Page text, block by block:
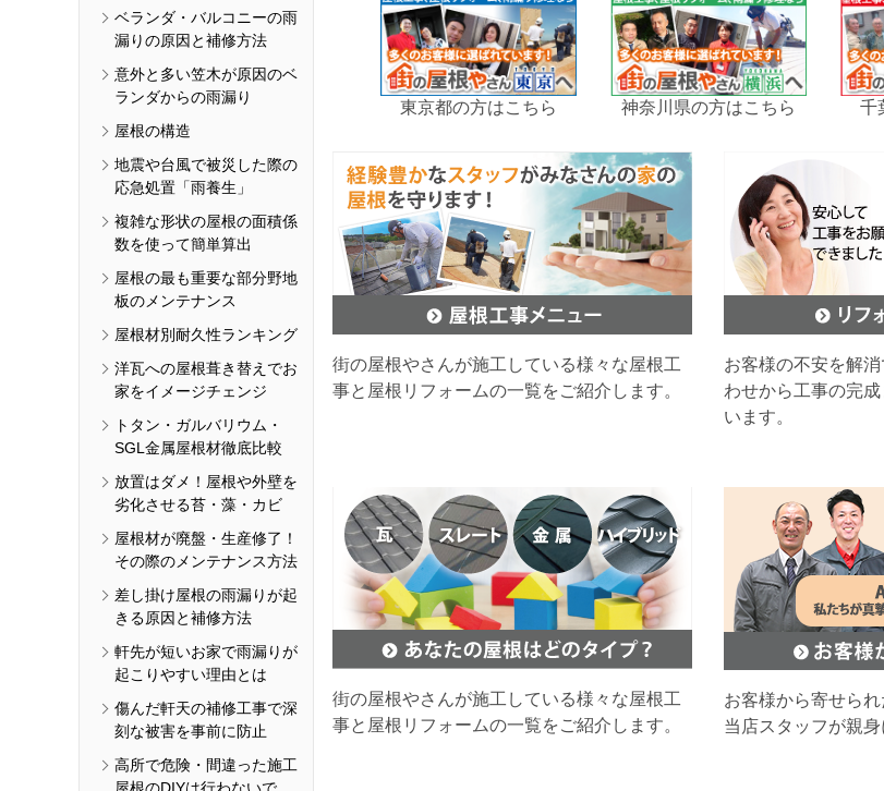
ベランダ・バルコニーの雨
漏りの原因と補修方法
意外と多い笠木が原因のベ
ランダからの雨漏り
屋根の構造
地震や台風で被災した際の
応急処置「雨養生」
複雑な形状の屋根の面積係
数を使って簡単算出
屋根の最も重要な部分野地
板のメンテナンス
屋根材別耐久性ランキング
洋瓦への屋根葺き替えでお
家をイメージチェンジ
トタン・ガルバリウム・
SGL金属屋根材徹底比較
放置はダメ！屋根や外壁を
劣化させる苔・藻・カビ
屋根材が廃盤・生産修了！
その際のメンテナンス方法
差し掛け屋根の雨漏りが起
きる原因と補修方法
軒先が短いお家で雨漏りが
起こりやすい理由とは
傷んだ軒天の補修工事で深
刻な被害を事前に防止
高所で危険・間違った施工
屋根のDIYは行わないで
東京都の方はこちら 神奈川県の方はこちら 千
街の屋根やさんが施工している様々な屋根工
事と屋根リフォームの一覧をご紹介します。
お客様の不安を解
わせから工事の完
います。
街の屋根やさんが施工している様々な屋根工
事と屋根リフォームの一覧をご紹介します。
お客様から寄せられ
当店スタッフが親身